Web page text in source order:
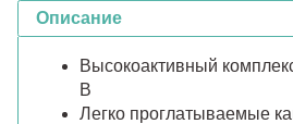
Описание
Высокоактивный
В
Легко проглатываемые